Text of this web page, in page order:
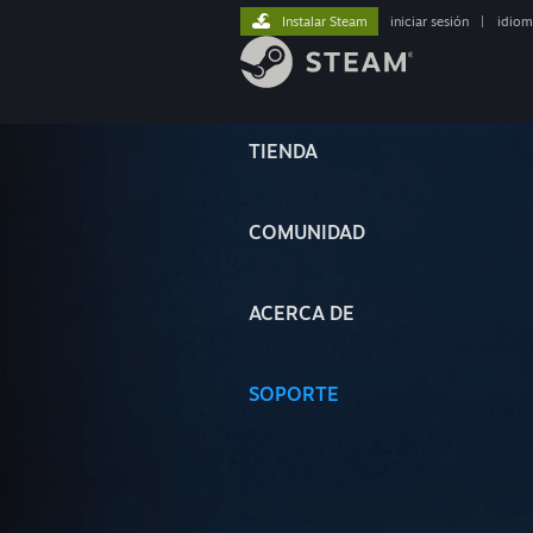
TIENDA
COMUNIDAD
ACERCA DE
SOPORTE
Instalar Steam iniciar sesión